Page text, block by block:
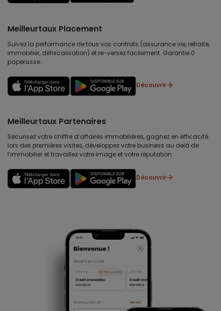
Meilleurtaux Placement
Suivez la performance de tous vos contrats (assurance vie, retraite,
immobilier, défiscalisation) et re-versez facilement. Garantie 0
paperasse.
Découvrir
Meilleurtaux Partenaires
Sécurisez votre chiffre d’affaires immobilières, gagnez en efficacité
lors des premières visites, développez votre business au delà de
l’immobilier et travaillez votre image et votre réputation.
Découvrir